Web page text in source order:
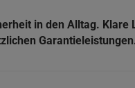
in den Alltag. Klare